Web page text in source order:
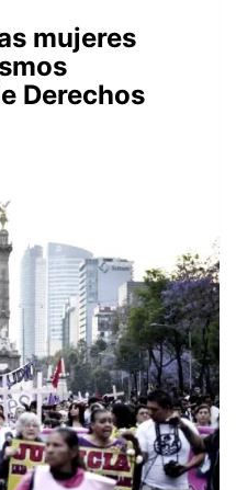
mujeres
Derechos